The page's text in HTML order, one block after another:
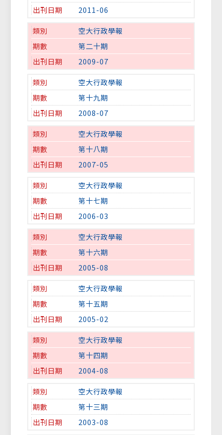
2011-06
空大行政學報
第二十期
2009-07
空大行政學報
第十九期
2008-07
空大行政學報
第十八期
2007-05
空大行政學報
第十七期
2006-03
空大行政學報
第十六期
2005-08
空大行政學報
第十五期
2005-02
空大行政學報
第十四期
2004-08
空大行政學報
第十三期
2003-08